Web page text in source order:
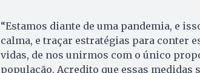
“Estamos diante de uma pandemia, e
calma, e traçar estratégias para conter
vidas, de nos unirmos com o único
população. Acredito que essas medidas